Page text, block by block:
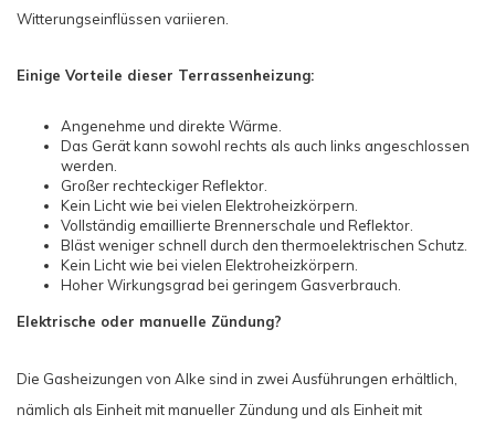
Witterungseinflüssen variieren.
Einige Vorteile dieser Terrassenheizung:
Angenehme und direkte Wärme.
Das Gerät kann sowohl rechts als auch links angeschlossen
werden.
Großer rechteckiger Reflektor.
Kein Licht wie bei vielen Elektroheizkörpern.
Vollständig emaillierte Brennerschale und Reflektor.
Bläst weniger schnell durch den thermoelektrischen Schutz.
Kein Licht wie bei vielen Elektroheizkörpern.
Hoher Wirkungsgrad bei geringem Gasverbrauch.
Elektrische oder manuelle Zündung?
Die Gasheizungen von Alke sind in zwei Ausführungen erhältlich,
nämlich als Einheit mit manueller Zündung und als Einheit mit